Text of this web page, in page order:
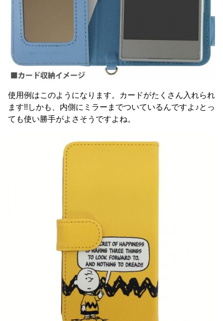
使用例はこのようになります。カードがたくさん入れられ
ます!!しかも、内側にミラーまでついているんですよ♪とっ
ても使い勝手がよさそうですよね。